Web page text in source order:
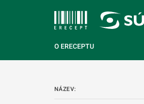
O ERECEPTU
NÁZEV: